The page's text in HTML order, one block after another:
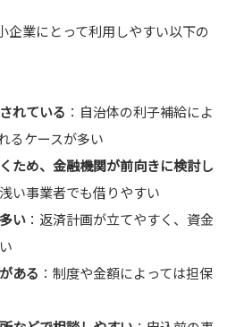
企業にとって利用しやすい以下の
れている ：自治体の利子補給によ
るケースが多い
ため、金融機関が前向きに検討し
い事業者でも借りやすい
い ：返済計画が立てやすく、資金
ある ：制度や金額によっては担保